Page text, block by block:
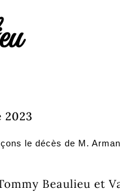
2023
le décès de M.
Beaulieu et